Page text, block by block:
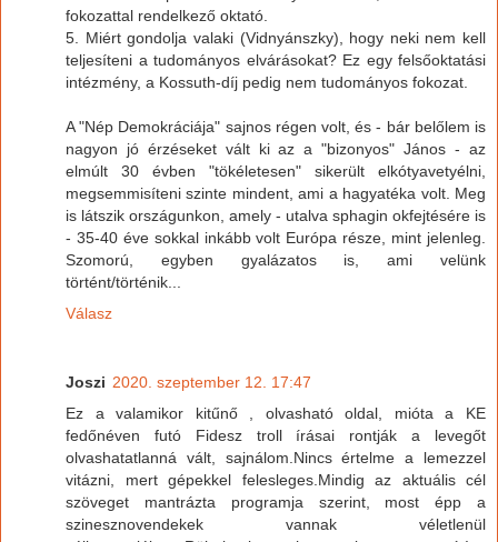
fokozattal rendelkező oktató.
5. Miért gondolja valaki (Vidnyánszky), hogy neki nem kell
teljesíteni a tudományos elvárásokat? Ez egy felsőoktatási
intézmény, a Kossuth-díj pedig nem tudományos fokozat.
A "Nép Demokráciája" sajnos régen volt, és - bár belőlem is
nagyon jó érzéseket vált ki az a "bizonyos" János - az
elmúlt 30 évben "tökéletesen" sikerült elkótyavetyélni,
megsemmisíteni szinte mindent, ami a hagyatéka volt. Meg
is látszik országunkon, amely - utalva sphagin okfejtésére is
- 35-40 éve sokkal inkább volt Európa része, mint jelenleg.
Szomorú, egyben gyalázatos is, ami velünk
történt/történik...
Válasz
Joszi 2020. szeptember 12. 17:47
Ez a valamikor kitűnő , olvasható oldal, mióta a KE
fedőnéven futó Fidesz troll írásai rontják a levegőt
olvashatatlanná vált, sajnálom.Nincs értelme a lemezzel
vitázni, mert gépekkel felesleges.Mindig az aktuális cél
szöveget mantrázta programja szerint, most épp a
szinesznovendekek vannak véletlenül